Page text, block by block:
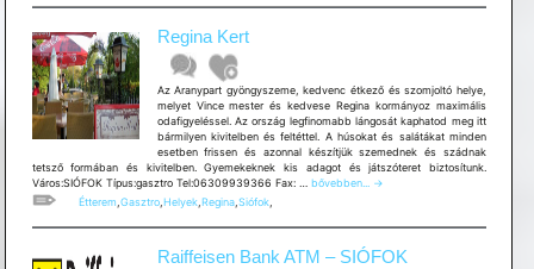
Regina Kert
Az Aranypart gyöngyszeme, kedvenc étkező és szomjoltó helye,
melyet Vince mester és kedvese Regina kormányoz maximális
odafigyeléssel. Az ország legfinomabb lángosát kaphatod meg itt
bármilyen kivitelben és feltéttel. A húsokat és salátákat minden
esetben frissen és azonnal készítjük szemednek és szádnak
tetsző formában és kivitelben. Gyemekeknek kis adagot és játszóteret biztosítunk.
Város:SIÓFOK Típus:gasztro Tel:06309939366 Fax: … Regina
bővebben...
→
Étterem,Gasztro,Helyek,Regina,Siófok,
Raiffeisen Bank ATM – SIÓFOK